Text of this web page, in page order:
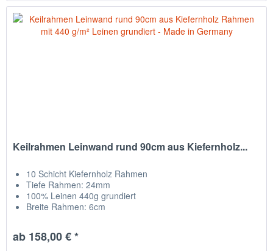
Keilrahmen Leinwand rund 90cm aus Kiefernholz...
10 Schicht Kiefernholz Rahmen
Tiefe Rahmen: 24mm
100% Leinen 440g grundiert
Breite Rahmen: 6cm
ab 158,00 € *